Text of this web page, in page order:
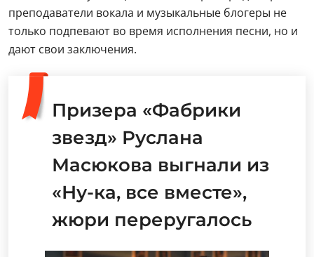
преподаватели вокала и музыкальные блогеры не
только подпевают во время исполнения песни, но и
дают свои заключения.
Призера «Фабрики
звезд» Руслана
Масюкова выгнали из
«Ну-ка, все вместе»,
жюри переругалось